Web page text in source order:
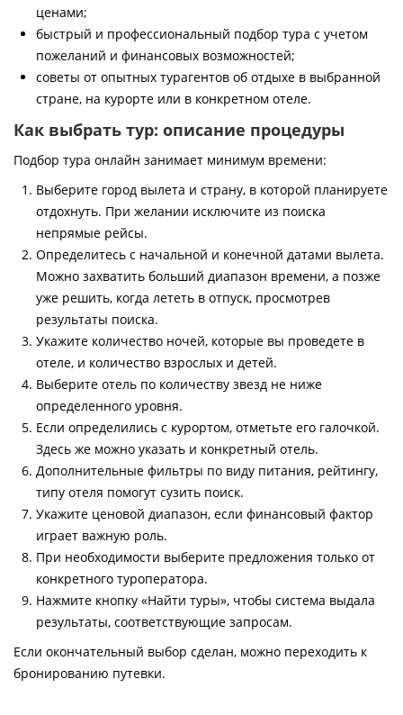
ценами;
быстрый и профессиональный подбор тура с учетом
пожеланий и финансовых возможностей;
советы от опытных турагентов об отдыхе в выбранной
стране, на курорте или в конкретном отеле.
Как выбрать тур: описание процедуры
Подбор тура онлайн занимает минимум времени:
Выберите город вылета и страну, в которой планируете
отдохнуть. При желании исключите из поиска
непрямые рейсы.
Определитесь с начальной и конечной датами вылета.
Можно захватить больший диапазон времени, а позже
уже решить, когда лететь в отпуск, просмотрев
результаты поиска.
Укажите количество ночей, которые вы проведете в
отеле, и количество взрослых и детей.
Выберите отель по количеству звезд не ниже
определенного уровня.
Если определились с курортом, отметьте его галочкой.
Здесь же можно указать и конкретный отель.
Дополнительные фильтры по виду питания, рейтингу,
типу отеля помогут сузить поиск.
Укажите ценовой диапазон, если финансовый фактор
играет важную роль.
При необходимости выберите предложения только от
конкретного туроператора.
Нажмите кнопку «Найти туры», чтобы система выдала
результаты, соответствующие запросам.
Если окончательный выбор сделан, можно переходить к
бронированию путевки.